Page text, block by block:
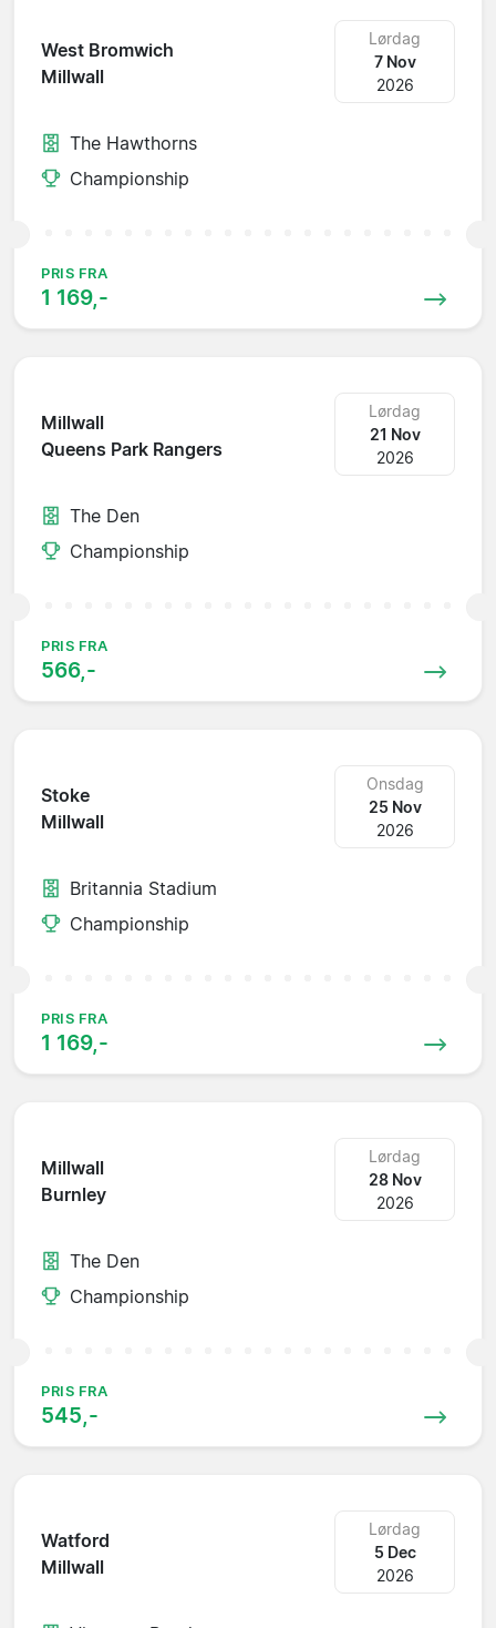
West Bromwich
Millwall
Lørdag
7 Nov
2026
The Hawthorns
Championship
PRIS FRA
1 169,-
Millwall
Queens Park Rangers
Lørdag
21 Nov
2026
The Den
Championship
PRIS FRA
566,-
Stoke
Millwall
Onsdag
25 Nov
2026
Britannia Stadium
Championship
PRIS FRA
1 169,-
Millwall
Burnley
Lørdag
28 Nov
2026
The Den
Championship
PRIS FRA
545,-
Watford
Millwall
Lørdag
5 Dec
2026